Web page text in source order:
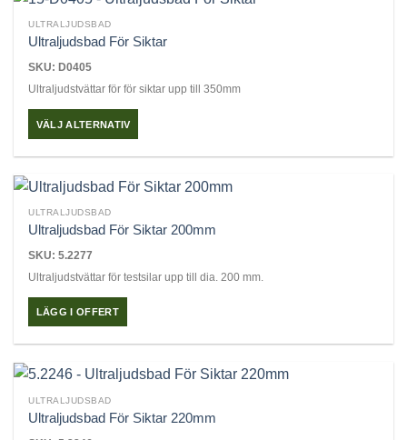
ULTRALJUDSBAD
Ultraljudsbad För Siktar
SKU: D0405
Ultraljudstvättar för för siktar upp till 350mm
VÄLJ ALTERNATIV
produkten
flera
De
olika
alternativen
kan
produktsidan
ULTRALJUDSBAD
Ultraljudsbad För Siktar 200mm
SKU: 5.2277
Ultraljudstvättar för testsilar upp till dia. 200 mm.
LÄGG I OFFERT
ULTRALJUDSBAD
Ultraljudsbad För Siktar 220mm